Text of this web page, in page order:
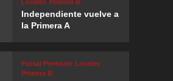
Locales Primera B
Independiente vuelve a
la Primera A
Futsal Premium Locales
Primera B